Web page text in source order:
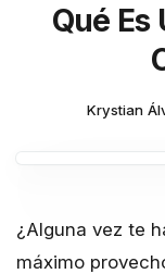
Qué Es
Krystian
¿Alguna vez te
máximo